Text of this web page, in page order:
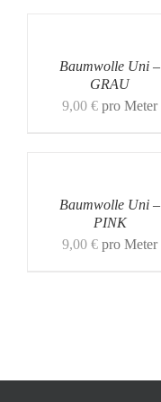
Baumwolle Uni –
GRAU
9,00 € pro Meter
Baumwolle Uni –
PINK
9,00 € pro Meter